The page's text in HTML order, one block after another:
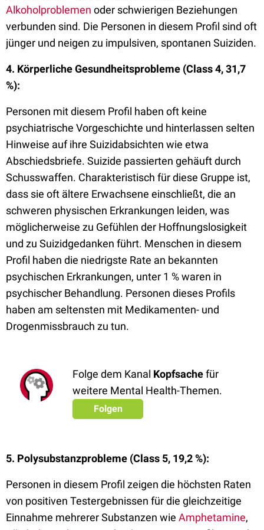
Alkoholproblemen oder schwierigen Beziehungen
verbunden sind. Die Personen in diesem Profil sind oft
jünger und neigen zu impulsiven, spontanen Suiziden.
4. Körperliche Gesundheitsprobleme (Class 4, 31,7
%):
Personen mit diesem Profil haben oft keine
psychiatrische Vorgeschichte und hinterlassen selten
Hinweise auf ihre Suizidabsichten wie etwa
Abschiedsbriefe. Suizide passierten gehäuft durch
Schusswaffen. Charakteristisch für diese Gruppe ist,
dass sie oft ältere Erwachsene einschließt, die an
schweren physischen Erkrankungen leiden, was
möglicherweise zu Gefühlen der Hoffnungslosigkeit
und zu Suizidgedanken führt. Menschen in diesem
Profil haben die niedrigste Rate an bekannten
psychischen Erkrankungen, unter 1 % waren in
psychischer Behandlung. Personen dieses Profils
haben am seltensten mit Medikamenten- und
Drogenmissbrauch zu tun.
Folge dem Kanal Kopfsachefür
weitere Mental Health-Themen.
Folgen
5. Polysubstanzprobleme (Class 5, 19,2 %):
Personen in diesem Profil zeigen die höchsten Raten
von positiven Testergebnissen für die gleichzeitige
Einnahme mehrerer Substanzen wie Amphetamine,